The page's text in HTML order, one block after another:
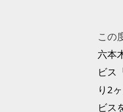
この
六本
ビス
り2
ビス